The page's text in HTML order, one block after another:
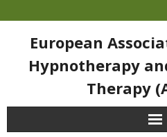
European
Hypnotherapy
Therapy